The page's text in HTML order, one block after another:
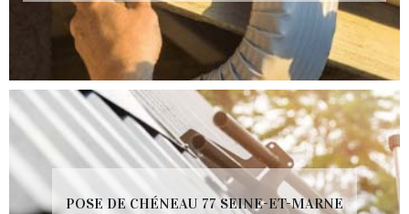
POSE DE CHÉNEAU 77 SEINE-ET-MARNE